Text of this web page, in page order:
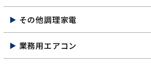
その他調理家電
業務用エアコン